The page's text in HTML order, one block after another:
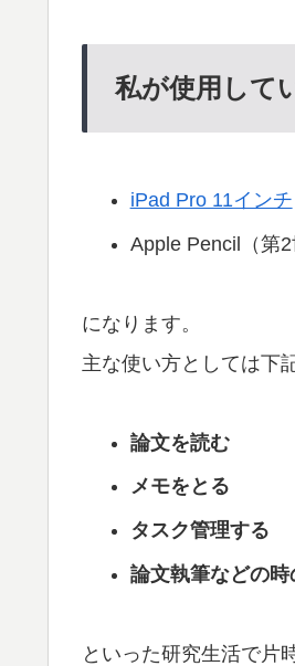
私が使用して
iPad Pro 11インチ
Apple Pencil（第2
になります。
主な使い方としては下
論文を読む
メモをとる
タスク管理する
論文執筆などの時
といった研究生活で片